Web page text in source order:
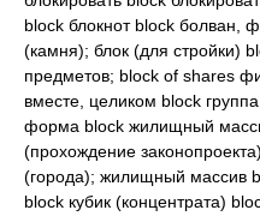
block блокнот block болван,
(камня); блок (для стройки)
предметов; block of shares
вместе, целиком block
форма block жилищный
(прохождение
(города); жилищный массив
block кубик (концентрата)